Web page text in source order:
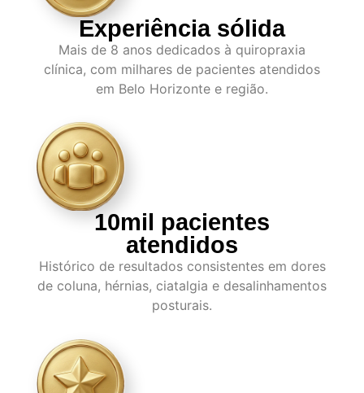
Experiência sólida
Mais de 8 anos dedicados à quiropraxia
clínica, com milhares de pacientes atendidos
em Belo Horizonte e região.
10mil pacientes
atendidos
Histórico de resultados consistentes em dores
de coluna, hérnias, ciatalgia e desalinhamentos
posturais.